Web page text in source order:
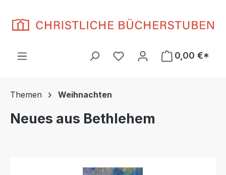
Du hast 0 Produkte auf
0,00 €*
Themen Weihnachten
Neues aus Bethlehem